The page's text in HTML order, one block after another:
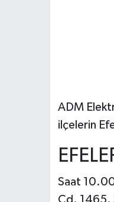
ADM
ilçelerin
Saat
Cd. 1465.